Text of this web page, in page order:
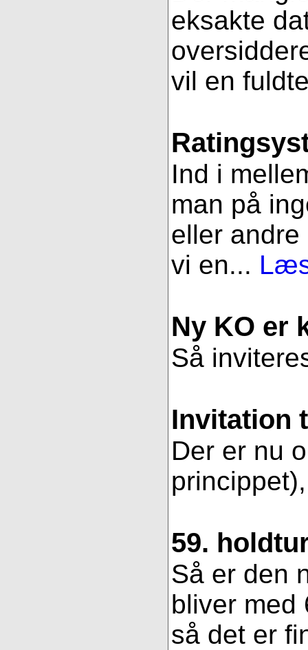
eksakte
vil en
Ind i
man på
eller
vi en...
Ny KO er
Så
Invitation
Der er nu
59.
Så er den
bliver med
så det er